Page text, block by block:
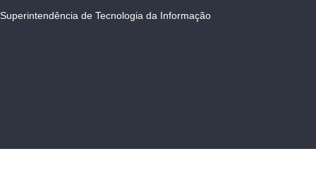
Superintendência de Tecnologia da Informação